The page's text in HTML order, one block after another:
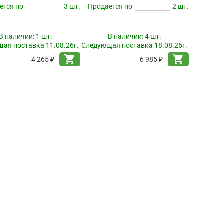
по
3 шт.
наличии: 1 шт.
поставка 11.08.26г.
4 265 ₽
shopping_cart
Продается по
2 шт.
В наличии:4 шт.
Следующая поставка 18.08.26г.
6 985 ₽
shopping_cart